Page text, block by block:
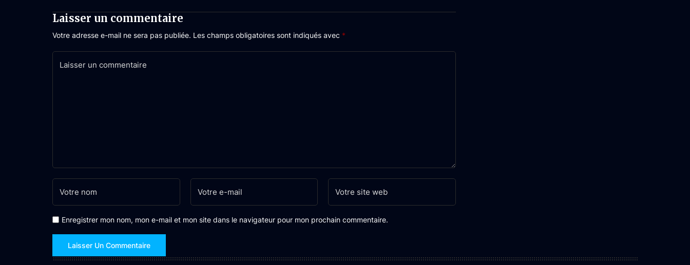
Laisser un commentaire
Votre adresse e-mail ne sera pas publiée. Les champs obligatoires sont indiqués avec *
Enregistrer mon nom, mon e-mail et mon site dans le navigateur pour mon prochain commentaire.